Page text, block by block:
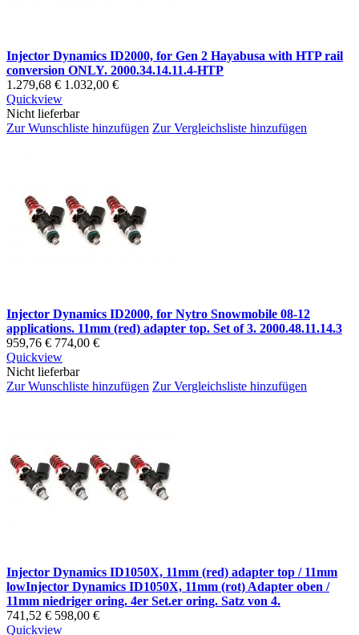
Injector Dynamics ID2000, for Gen 2 Hayabusa with HTP rail
conversion ONLY. 2000.34.14.11.4-HTP
1.279,68 € 1.032,00 €
Quickview
Nicht lieferbar
Zur Wunschliste hinzufügen Zur Vergleichsliste hinzufügen
Injector Dynamics ID2000, for Nytro Snowmobile 08-12
applications. 11mm (red) adapter top. Set of 3. 2000.48.11.14.3
959,76 € 774,00 €
Quickview
Nicht lieferbar
Zur Wunschliste hinzufügen Zur Vergleichsliste hinzufügen
Injector Dynamics ID1050X, 11mm (red) adapter top / 11mm
lowInjector Dynamics ID1050X, 11mm (rot) Adapter oben /
11mm niedriger oring. 4er Set.er oring. Satz von 4.
741,52 € 598,00 €
Quickview